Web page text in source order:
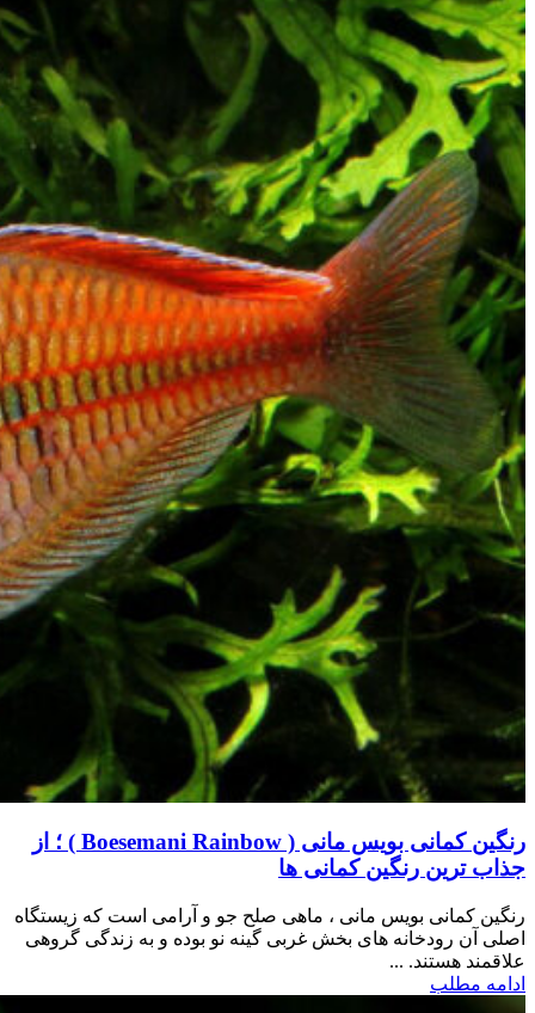
رنگین کمانی بویس مانی ( Boesemani Rainbow ) ؛ از
جذاب ترین رنگین کمانی ها
رنگین کمانی بویس مانی ، ماهی صلح جو و آرامی است که زیستگاه
اصلی آن رودخانه های بخش غربی گینه نو بوده و به زندگی گروهی
علاقمند هستند. ...
ادامه مطلب